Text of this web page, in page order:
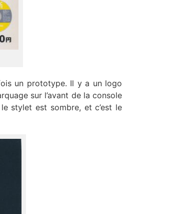
un prototype. Il y a un logo
sur l’avant de la console
stylet est sombre, et c’est le